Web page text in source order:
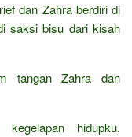
dan Zahra berdiri di
saksi bisu dari kisah
tangan Zahra dan
hidupku.